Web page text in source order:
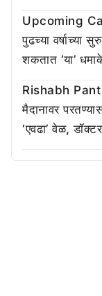
Upcoming
पुढच्या वर्षाच्या
शकतात ‘या’
Rishabh
मैदानावर
‘एवढा’ वेळ,